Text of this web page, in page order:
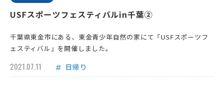
USFスポーツフェスティバルin千葉②
千葉県東金市にある、東金青少年自然の家にて「USFスポーツフ
ェスティバル」を開催しました。
2021.07.11 日帰り